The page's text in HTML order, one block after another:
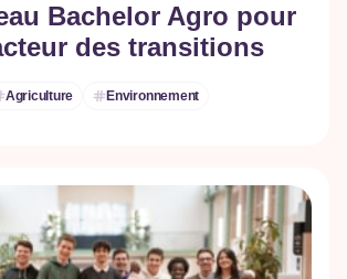
Bachelor Agro pour
des transitions
Agriculture Environnement